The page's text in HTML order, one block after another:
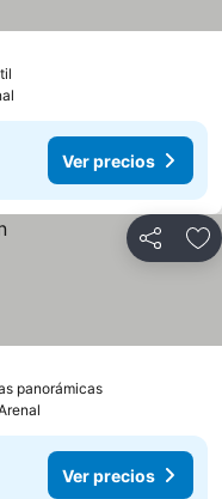
Ver precios
Compartir
panorámicasVer precios
Ver precios